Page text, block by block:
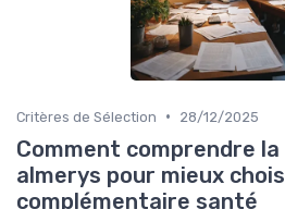
Critères de Sélection • 28/12/2025
Comment comprendre
almerys pour mieux
complémentaire santé